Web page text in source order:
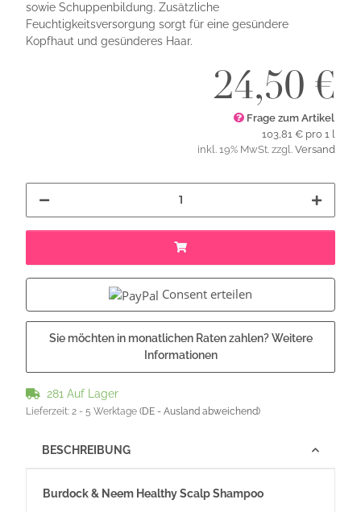
sowie Schuppenbildung. Zusätzliche
Feuchtigkeitsversorgung sorgt für eine gesündere
Kopfhaut und gesünderes Haar.
24,50 €
Frage zum Artikel
103,81 € pro 1 l
inkl. 19% MwSt. zzgl. Versand
Consent erteilen
Sie möchten in monatlichen Raten zahlen?Weitere
Informationen
281 Auf Lager
Lieferzeit: 2 - 5 Werktage (DE - Ausland abweichend)
BESCHREIBUNG
Burdock & Neem Healthy Scalp Shampoo